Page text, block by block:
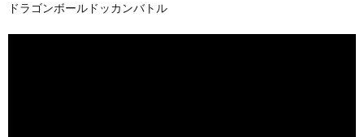
ドラゴンボールドッカンバトル